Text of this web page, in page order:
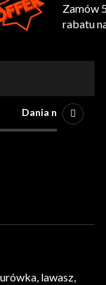
Zamów
rabatu
Dania na talerzu
lawasz,